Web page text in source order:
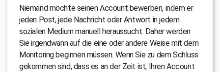
Niemand möchte seinen Account bewerben, indem er
jeden Post, jede Nachricht oder Antwort in jedem
sozialen Medium manuell heraussucht. Daher werden
Sie irgendwann auf die eine oder andere Weise mit dem
Monitoring beginnen müssen. Wenn Sie zu dem Schluss
gekommen sind, dass es an der Zeit ist, Ihren Account